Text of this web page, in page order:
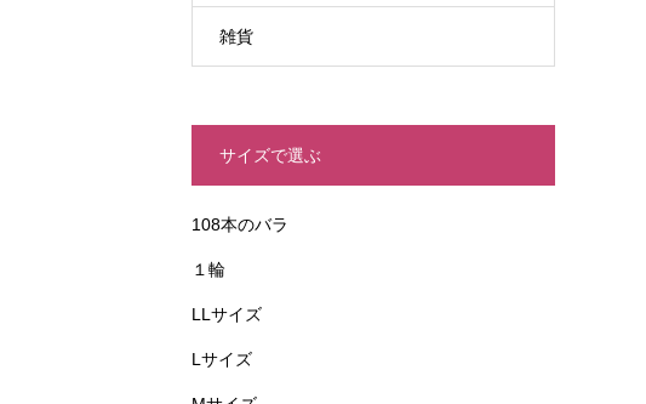
雑貨
サイズで選ぶ
108本のバラ
１輪
LLサイズ
Lサイズ